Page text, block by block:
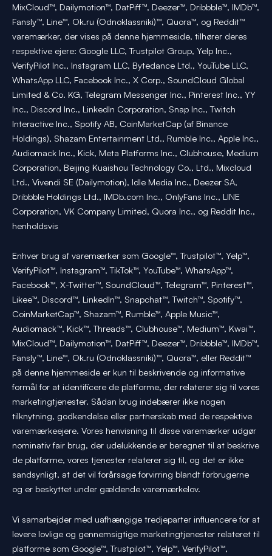
MixCloud™, Dailymotion™, DatPiff™, Deezer™, Dribbble™, IMDb™,
Fansly™, Line™, Ok.ru (Odnoklassniki)™, Quora™, og Reddit™
varemærker, der vises på denne hjemmeside, tilhører deres
respektive ejere: Google LLC, Trustpilot Group, Yelp Inc.,
VerifyPilot Inc., Instagram LLC, Bytedance Ltd., YouTube LLC,
WhatsApp LLC, Facebook Inc., X Corp., SoundCloud Global
Limited & Co. KG, Telegram Messenger Inc., Pinterest Inc., YY
Inc., Discord Inc., LinkedIn Corporation, Snap Inc., Twitch
Interactive Inc., Spotify AB, CoinMarketCap (af Binance
Holdings), Shazam Entertainment Ltd., Rumble Inc., Apple Inc.,
Audiomack Inc., Kick, Meta Platforms Inc., Clubhouse, Medium
Corporation, Beijing Kuaishou Technology Co., Ltd., Mixcloud
Ltd., Vivendi SE (Dailymotion), Idle Media Inc., Deezer SA,
Dribbble Holdings Ltd., IMDb.com Inc., OnlyFans Inc., LINE
Corporation, VK Company Limited, Quora Inc., og Reddit Inc.,
henholdsvis
Enhver brug af varemærker som Google™, Trustpilot™, Yelp™,
VerifyPilot™, Instagram™, TikTok™, YouTube™, WhatsApp™,
Facebook™, X-Twitter™, SoundCloud™, Telegram™, Pinterest™,
Likee™, Discord™, LinkedIn™, Snapchat™, Twitch™, Spotify™,
CoinMarketCap™, Shazam™, Rumble™, Apple Music™,
Audiomack™, Kick™, Threads™, Clubhouse™, Medium™, Kwai™,
MixCloud™, Dailymotion™, DatPiff™, Deezer™, Dribbble™, IMDb™,
Fansly™, Line™, Ok.ru (Odnoklassniki)™, Quora™, eller Reddit™
på denne hjemmeside er kun til beskrivende og informative
formål for at identificere de platforme, der relaterer sig til vores
marketingtjenester. Sådan brug indebærer ikke nogen
tilknytning, godkendelse eller partnerskab med de respektive
varemærkeejere. Vores henvisning til disse varemærker udgør
nominativ fair brug, der udelukkende er beregnet til at beskrive
de platforme, vores tjenester relaterer sig til, og det er ikke
sandsynligt, at det vil forårsage forvirring blandt forbrugerne
og er beskyttet under gældende varemærkelov.
Vi samarbejder med uafhængige tredjeparter influencere for at
levere lovlige og gennemsigtige marketingtjenester relateret til
platforme som Google™, Trustpilot™, Yelp™, VerifyPilot™,